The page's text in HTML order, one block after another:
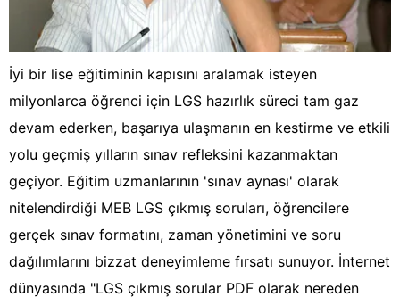
İyi bir lise eğitiminin kapısını aralamak isteyen
milyonlarca öğrenci için LGS hazırlık süreci tam gaz
devam ederken, başarıya ulaşmanın en kestirme ve etkili
yolu geçmiş yılların sınav refleksini kazanmaktan
geçiyor. Eğitim uzmanlarının 'sınav aynası' olarak
nitelendirdiği MEB LGS çıkmış soruları, öğrencilere
gerçek sınav formatını, zaman yönetimini ve soru
dağılımlarını bizzat deneyimleme fırsatı sunuyor. İnternet
dünyasında "LGS çıkmış sorular PDF olarak nereden